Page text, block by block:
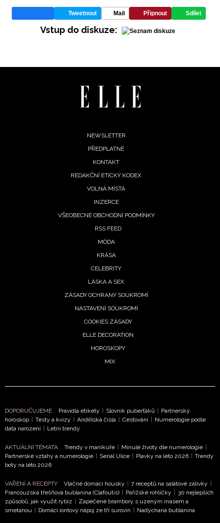
NEWSLETTER
podmínkami společnosti BurdaMedia Extra s.r.o.
potvrzujete, že jste se seznámili se
Vašimi údaji pracovat zejména k organizaci a
Chcete navíc dostávat i další zajímavé a exkluzivní
informace od našich partnerů? Pokud souhlasíte se
soukromí BurdaMedia Extra s.r.o., zaškrtněte toto pole.
Tweetnout Mail Připnout Sdílet
Vstup do diskuze:
NEWSLETTER
PŘEDPLATNÉ
KONTAKT
REDAKČNÍ ETICKÝ KODEX
VOLNÁ MÍSTA
INZERCE
VŠEOBECNÉ OBCHODNÍ PODMÍNKY
RSS FEED
MÓDA
KRÁSA
CELEBRITY
LÁSKA A SEX
ZÁSADY OCHRANY SOUKROMÍ
NASTAVENÍ SOUKROMÍ
COOKIES ZÁSADY
ELLE DECORATION
HOROSKOPY
MIX
DOPORUČUJEME Pravidla etikety | Slovník puberťáků | Partnerský
horoskop | Testy a kvízy | Andělská čísla | Cestování | Numerologie podle
data narození | Letní trendy
AKTUÁLNÍ TÉMATA Trendy v manikúře | Minulé životy dle numerologie |
Partnerské vztahy a numerologie | Seriál Ulice | Plavky na léto 2026 | Trendy
boty na léto 2026
VAŘENÍ A RECEPTY Vláčné domácí housky | 7 receptů na salátové zálivky |
Francouzská třešňová bublanina (Clafoutis) | Pařížské rohlíčky | 30 nejlepších
způsobů, jak využít rybíz | Zapečené brambory s uzeným masem a
smetanou | Domácí iontový nápoj ze tří surovin | Nadýchaná bublanina